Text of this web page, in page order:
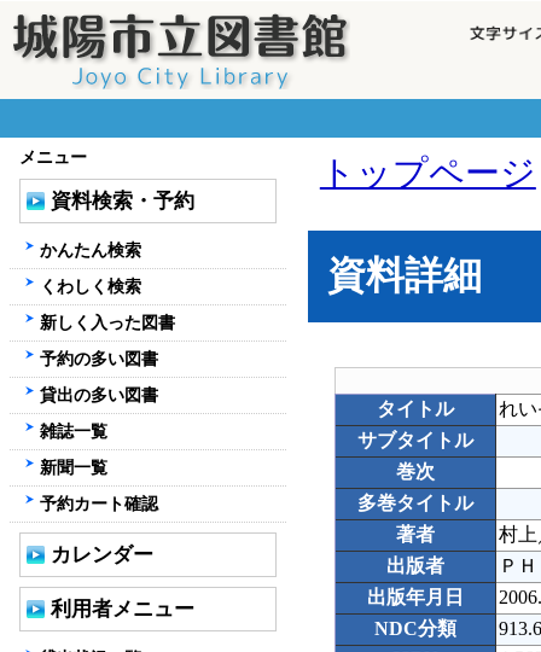
トップページ
資料詳細
タイトル
れ
サブタイトル
巻次
多巻タイトル
著者
村
出版者
Ｐ
出版年月日
NDC分類
913.6
メニュー
資料検索・予約
かんたん検索
くわしく検索
新しく入った図書
予約の多い図書
貸出の多い図書
雑誌一覧
新聞一覧
予約カート確認
カレンダー
利用者メニュー